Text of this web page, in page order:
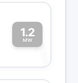
1.2
MW1